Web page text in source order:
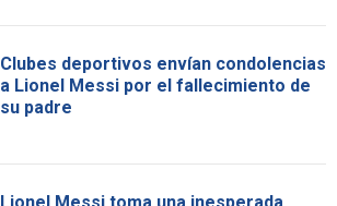
Clubes deportivos envían condolencias
a Lionel Messi por el fallecimiento de
su padre